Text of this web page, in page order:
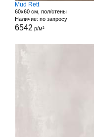
Mud Rett
60x60 см, пол/стены
Наличие: по запросу
6542 р/м²